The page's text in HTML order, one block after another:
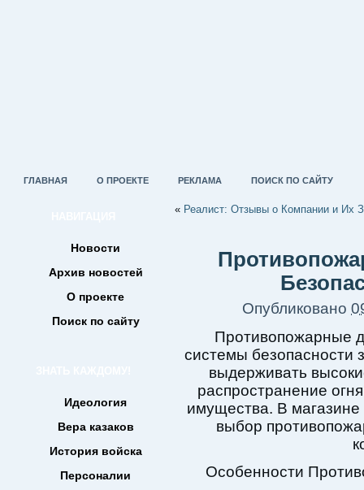
ГЛАВНАЯ О ПРОЕКТЕ РЕКЛАМА ПОИСК ПО САЙТУ
Новости
Архив новостей
О проекте
Поиск по сайту
Идеология
Вера казаков
История войска
Персоналии
« Реалист: Отзывы о Компании и Их
Опубликовано
Противопожарные
системы безопасности
выдерживать
распространение
имущества. В
выбор
Особенности